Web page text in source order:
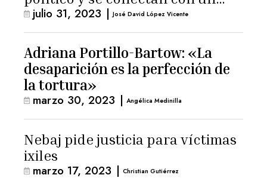
hombre de confianza de
Giammattei
julio 31, 2023 | José David López Vicente
Adriana Portillo-Bartow: «La
desaparición es la perfección de
la tortura»
marzo 30, 2023 | Angélica Medinilla
Nebaj pide justicia para víctimas
ixiles
marzo 17, 2023 | Christian Gutiérrez